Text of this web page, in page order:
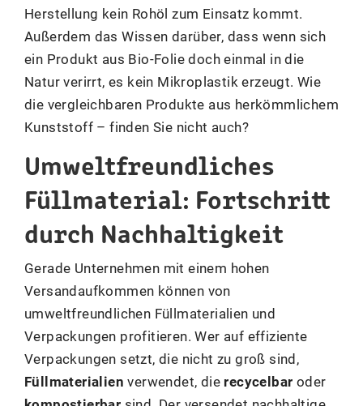
Herstellung kein Rohöl zum Einsatz kommt.
Außerdem das Wissen darüber, dass wenn sich
ein Produkt aus Bio-Folie doch einmal in die
Natur verirrt, es kein Mikroplastik erzeugt. Wie
die vergleichbaren Produkte aus herkömmlichem
Kunststoff – finden Sie nicht auch?
Umweltfreundliches
Füllmaterial: Fortschritt
durch Nachhaltigkeit
Gerade Unternehmen mit einem hohen
Versandaufkommen können von
umweltfreundlichen Füllmaterialien und
Verpackungen profitieren. Wer auf effiziente
Verpackungen setzt, die nicht zu groß sind,
Füllmaterialien verwendet, die recycelbar oder